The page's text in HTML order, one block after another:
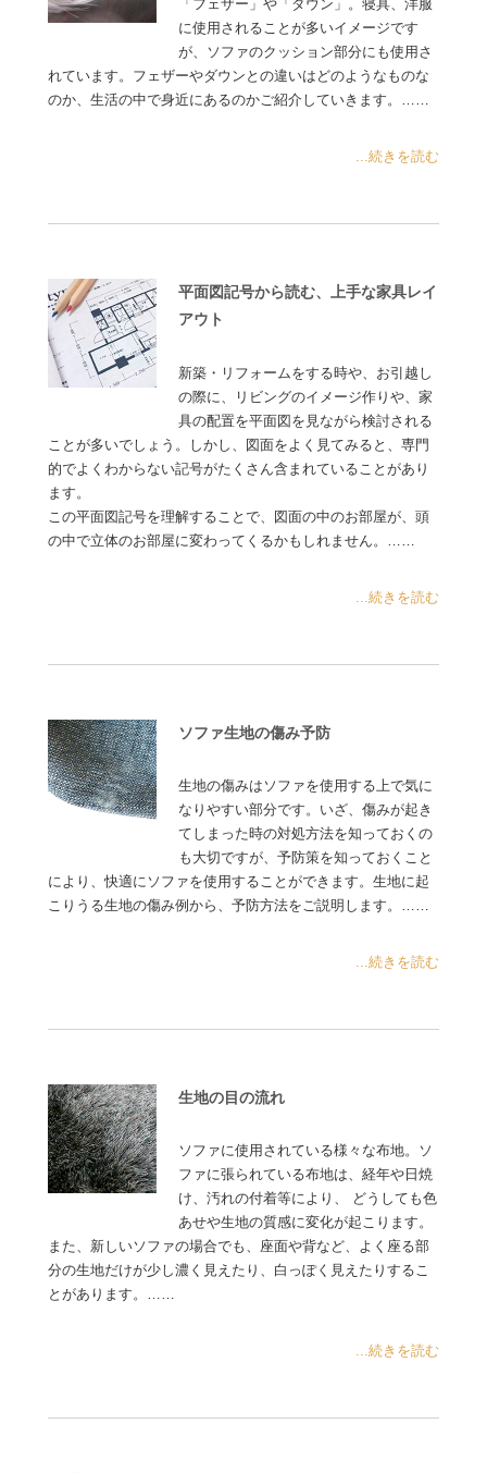
「フェザー」や「ダウン」。寝具、洋服
に使用されることが多いイメージです
が、ソファのクッション部分にも使用さ
れています。フェザーやダウンとの違いはどのようなものな
のか、生活の中で身近にあるのかご紹介していきます。……
...続きを読む
平面図記号から読む、上手な家具レイ
アウト
新築・リフォームをする時や、お引越し
の際に、リビングのイメージ作りや、家
具の配置を平面図を見ながら検討される
ことが多いでしょう。しかし、図面をよく見てみると、専門
的でよくわからない記号がたくさん含まれていることがあり
ます。
この平面図記号を理解することで、図面の中のお部屋が、頭
の中で立体のお部屋に変わってくるかもしれません。……
...続きを読む
ソファ生地の傷み予防
生地の傷みはソファを使用する上で気に
なりやすい部分です。いざ、傷みが起き
てしまった時の対処方法を知っておくの
も大切ですが、予防策を知っておくこと
により、快適にソファを使用することができます。生地に起
こりうる生地の傷み例から、予防方法をご説明します。……
...続きを読む
生地の目の流れ
ソファに使用されている様々な布地。ソ
ファに張られている布地は、経年や日焼
け、汚れの付着等により、 どうしても色
あせや生地の質感に変化が起こります。
また、新しいソファの場合でも、座面や背など、よく座る部
分の生地だけが少し濃く見えたり、白っぽく見えたりするこ
とがあります。……
...続きを読む